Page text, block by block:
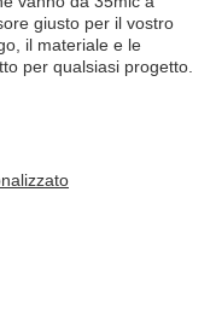
giusto per il vostro
il materiale e le
per qualsiasi progetto.